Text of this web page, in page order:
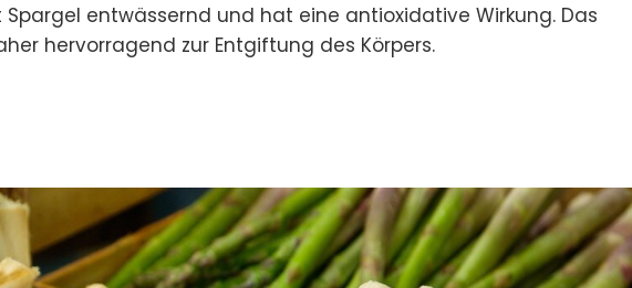
Spargel entwässernd und hat eine antioxidative Wirkung. Das
hervorragend zur Entgiftung des Körpers.